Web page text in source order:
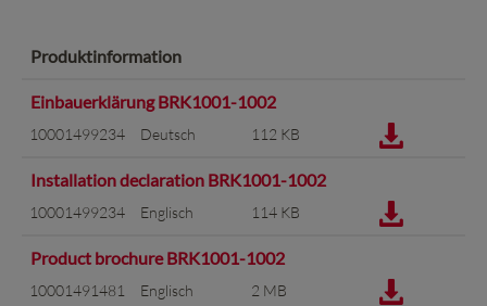
Produktinformation
Einbauerklärung BRK1001-1002
10001499234 Deutsch 112 KB
Installation declaration BRK1001-1002
10001499234 Englisch 114 KB
Product brochure BRK1001-1002
10001491481 Englisch 2 MB